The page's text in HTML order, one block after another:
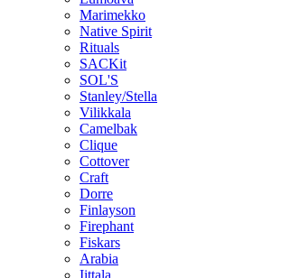
Marimekko
Native Spirit
Rituals
SACKit
SOL'S
Stanley/Stella
Vilikkala
Camelbak
Clique
Cottover
Craft
Dorre
Finlayson
Firephant
Fiskars
Arabia
Iittala